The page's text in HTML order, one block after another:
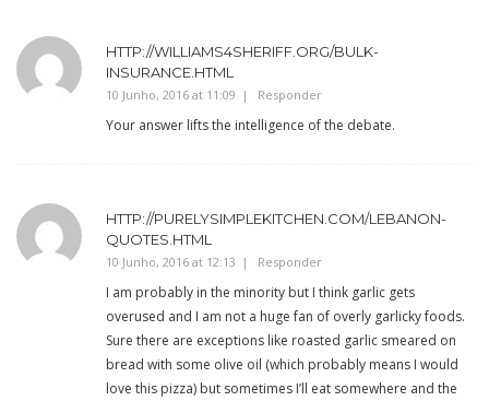
HTTP://WILLIAMS4SHERIFF.ORG/BULK-
INSURANCE.HTML
10 Junho, 2016 at 11:09 Responder
Your answer lifts the intelligence of the debate.
HTTP://PURELYSIMPLEKITCHEN.COM/LEBANON-
QUOTES.HTML
10 Junho, 2016 at 12:13 Responder
I am probably in the minority but I think garlic gets
overused and I am not a huge fan of overly garlicky foods.
Sure there are exceptions like roasted garlic smeared on
bread with some olive oil (which probably means I would
love this pizza) but sometimes I’ll eat somewhere and the